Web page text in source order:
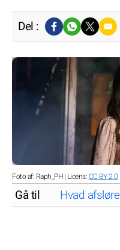
Del :
Foto af: Raph_PH | Licens:CC BY 2.0
Gå til Hvad